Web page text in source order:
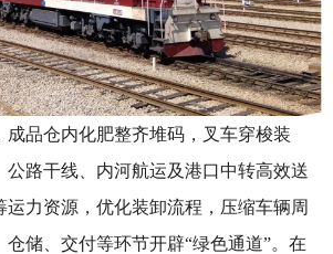
成品仓内化肥整齐堆码，叉车穿梭装
公路干线、内河航运及港口中转高效送
力资源，优化装卸流程，压缩车辆周
储、交付等环节开辟“绿色通道”。在